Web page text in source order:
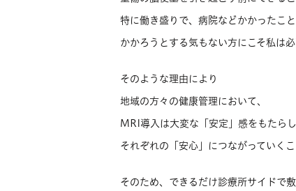
特に働き盛りで、病院などかかったこと
かかろうとする気もない方にこそ私は必
そのような理由により
地域の方々の健康管理において、
MRI導入は大変な「安定」感をもたらし
それぞれの「安心」につながっていくこ
そのため、できるだけ診療所サイドで